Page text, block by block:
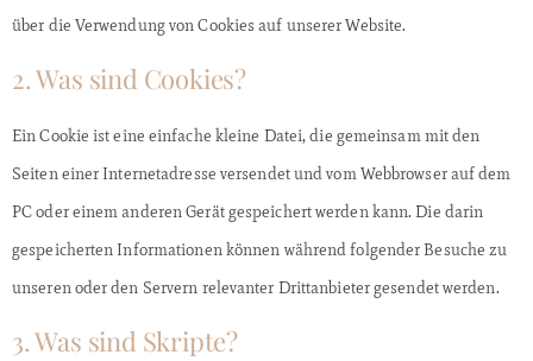
über die Verwendung von Cookies auf unserer Website.
2. Was sind Cookies?
Ein Cookie ist eine einfache kleine Datei, die gemeinsam mit den
Seiten einer Internetadresse versendet und vom Webbrowser auf dem
PC oder einem anderen Gerät gespeichert werden kann. Die darin
gespeicherten Informationen können während folgender Besuche zu
unseren oder den Servern relevanter Drittanbieter gesendet werden.
3. Was sind Skripte?